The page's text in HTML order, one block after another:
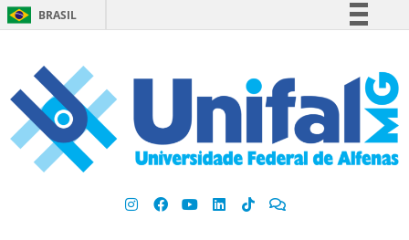
BRASIL
Participe
Acesso à informação
Legislação